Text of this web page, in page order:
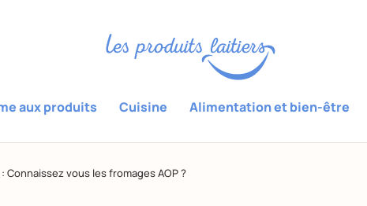
aux produits Cuisine Alimentation et bien-être
Connaissez vous les fromages AOP ?